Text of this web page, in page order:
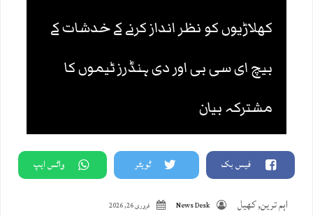
کھلاڑیوں کو نظر انداز کرنے کے خدشات کے
بیچ ای سی بی اور دی ہنڈرز ٹیموں کا
مشترکہ بیان
فیس بک ٹویٹر واٹس ایپ
اہم ترین,کھیل News Desk فروری 26, 2026